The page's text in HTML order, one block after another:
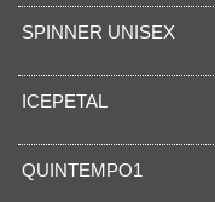
SPINNER UNISEX
ICEPETAL
QUINTEMPO1